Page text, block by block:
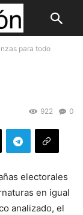
para todo
0
922
electorales
en igual
analizado, el